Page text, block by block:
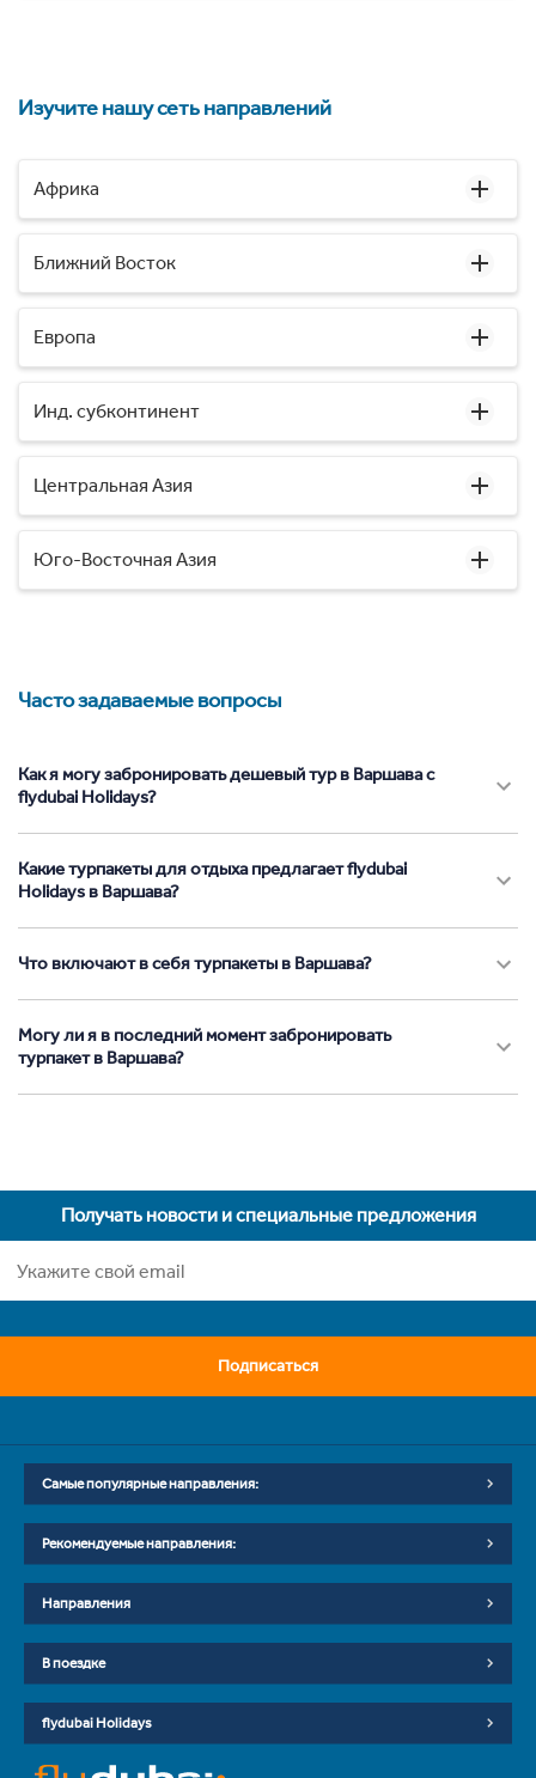
Изучите нашу сеть направлений
Африка
Ближний Восток
Европа
Инд. субконтинент
Центральная Азия
Юго-Восточная Азия
Часто задаваемые вопросы
Как я могу забронировать дешевый тур в Варшава с
flydubai Holidays?
Какие турпакеты для отдыха предлагает flydubai
Holidays в Варшава?
Что включают в себя турпакеты в Варшава?
Могу ли я в последний момент забронировать
турпакет в Варшава?
Получать новости и специальные предложения
Подписаться
Самые популярные направления:
Рекомендуемые направления:
Направления
В поездке
flydubai Holidays